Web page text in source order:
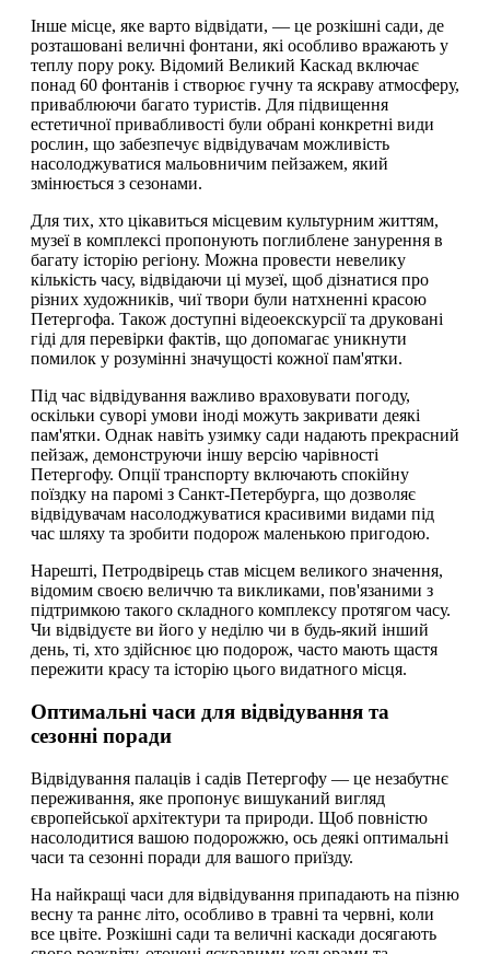
Інше місце, яке варто відвідати, — це розкішні сади, де
розташовані величні фонтани, які особливо вражають у
теплу пору року. Відомий Великий Каскад включає
понад 60 фонтанів і створює гучну та яскраву атмосферу,
приваблюючи багато туристів. Для підвищення
естетичної привабливості були обрані конкретні види
рослин, що забезпечує відвідувачам можливість
насолоджуватися мальовничим пейзажем, який
змінюється з сезонами.
Для тих, хто цікавиться місцевим культурним життям,
музеї в комплексі пропонують поглиблене занурення в
багату історію регіону. Можна провести невелику
кількість часу, відвідаючи ці музеї, щоб дізнатися про
різних художників, чиї твори були натхненні красою
Петергофа. Також доступні відеоекскурсії та друковані
гіді для перевірки фактів, що допомагає уникнути
помилок у розумінні значущості кожної пам'ятки.
Під час відвідування важливо враховувати погоду,
оскільки суворі умови іноді можуть закривати деякі
пам'ятки. Однак навіть узимку сади надають прекрасний
пейзаж, демонструючи іншу версію чарівності
Петергофу. Опції транспорту включають спокійну
поїздку на паромі з Санкт-Петербурга, що дозволяє
відвідувачам насолоджуватися красивими видами під
час шляху та зробити подорож маленькою пригодою.
Нарешті, Петродвірець став місцем великого значення,
відомим своєю величчю та викликами, пов'язаними з
підтримкою такого складного комплексу протягом часу.
Чи відвідуєте ви його у неділю чи в будь-який інший
день, ті, хто здійснює цю подорож, часто мають щастя
пережити красу та історію цього видатного місця.
Оптимальні часи для відвідування та
сезонні поради
Відвідування палаців і садів Петергофу — це незабутнє
переживання, яке пропонує вишуканий вигляд
європейської архітектури та природи. Щоб повністю
насолодитися вашою подорожжю, ось деякі оптимальні
часи та сезонні поради для вашого приїзду.
На найкращі часи для відвідування припадають на пізню
весну та раннє літо, особливо в травні та червні, коли
все цвіте. Розкішні сади та величні каскади досягають